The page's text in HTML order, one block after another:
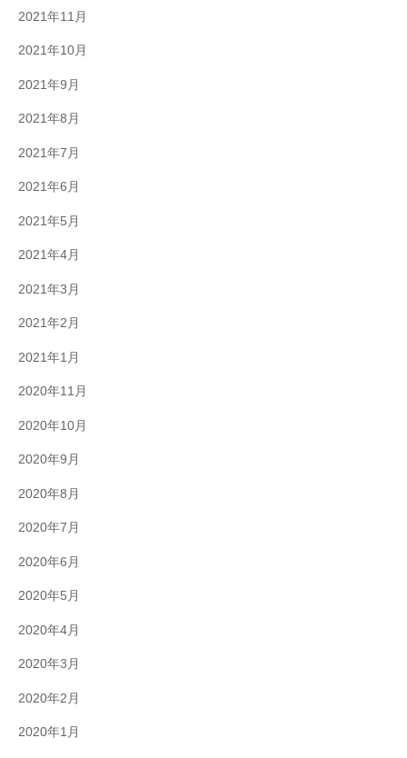
2021年11月
2021年10月
2021年9月
2021年8月
2021年7月
2021年6月
2021年5月
2021年4月
2021年3月
2021年2月
2021年1月
2020年11月
2020年10月
2020年9月
2020年8月
2020年7月
2020年6月
2020年5月
2020年4月
2020年3月
2020年2月
2020年1月